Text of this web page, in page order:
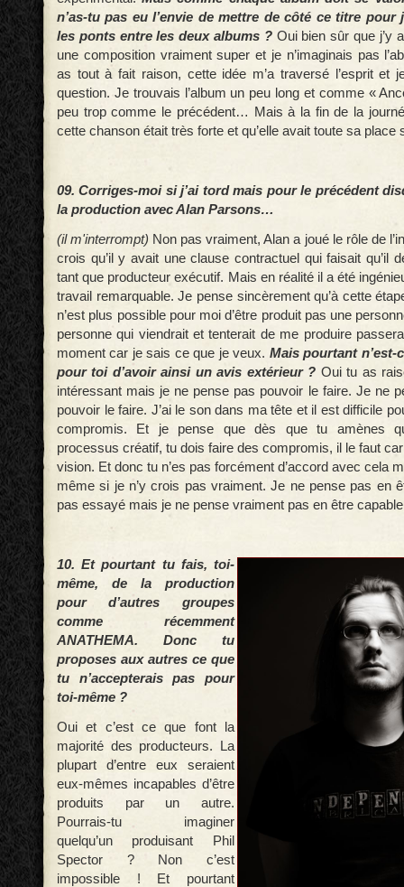
n’as-tu pas eu l’envie de mettre de côté ce titre pour
les ponts entre les deux albums ? Oui bien sûr que j’y
une composition vraiment super et je n’imaginais pas
as tout à fait raison, cette idée m’a traversé l’esprit et
question. Je trouvais l’album un peu long et comme «
peu trop comme le précédent… Mais à la fin de la
cette chanson était très forte et qu’elle avait toute sa place
09. Corriges-moi si j’ai tord mais pour le précédent
la production avec Alan Parsons…
(il m'interrompt) Non pas vraiment, Alan a joué le rôle de
crois qu’il y avait une clause contractuel qui faisait qu’il
tant que producteur exécutif. Mais en réalité il a été
travail remarquable. Je pense sincèrement qu’à cette
n’est plus possible pour moi d’être produit pas une
personne qui viendrait et tenterait de me produire
moment car je sais ce que je veux. Mais pourtant n’est-
pour toi d’avoir ainsi un avis extérieur ? Oui tu as
intéressant mais je ne pense pas pouvoir le faire. Je ne
pouvoir le faire. J’ai le son dans ma tête et il est difficile
compromis. Et je pense que dès que tu amènes
processus créatif, tu dois faire des compromis, il le faut car
vision. Et donc tu n’es pas forcément d’accord avec cela
même si je n’y crois pas vraiment. Je ne pense pas en
pas essayé mais je ne pense vraiment pas en être
10. Et pourtant tu fais, toi-
même, de la production
pour d’autres groupes
comme récemment
ANATHEMA. Donc tu
proposes aux autres ce que
tu n’accepterais pas pour
toi-même ?
Oui et c’est ce que font la
majorité des producteurs. La
plupart d’entre eux seraient
eux-mêmes incapables d’être
produits par un autre.
Pourrais-tu imaginer
quelqu’un produisant Phil
Spector ? Non c’est
impossible ! Et pourtant